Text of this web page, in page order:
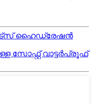
ഹൈഡ്രേഷൻ
സോഫ്റ്റ് വാട്ടർപ്രൂഫ്